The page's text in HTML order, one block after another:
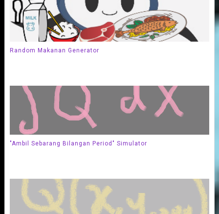
Random Makanan Generator
"Ambil Sebarang Bilangan Period" Simulator